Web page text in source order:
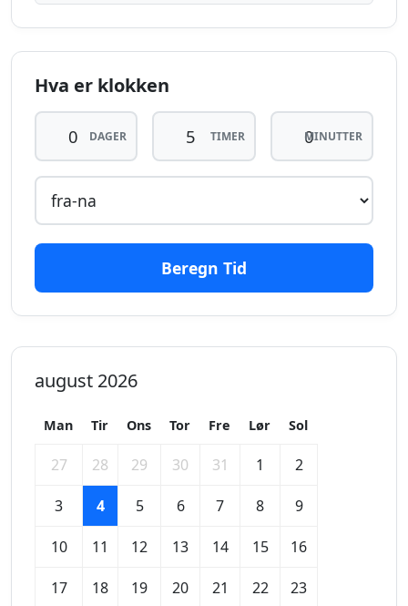
Hva er klokken
DAGER TIMER MINUTTER
Beregn Tid
august 2026
Man Tir Ons Tor Fre Lør Sol
27 28 29 30 31 1 2
3 4 5 6 7 8 9
10 11 12 13 14 15 16
17 18 19 20 21 22 23